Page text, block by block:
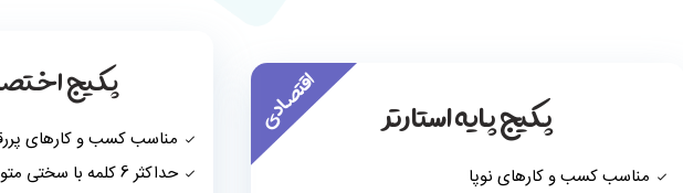
پکیج پایه استارتر
مناسب کسب و کارهای نوپا
اقتصادی پکیج
مناسب کسب و کارهای
حداکثر 6 کلمه با سختی متوسط